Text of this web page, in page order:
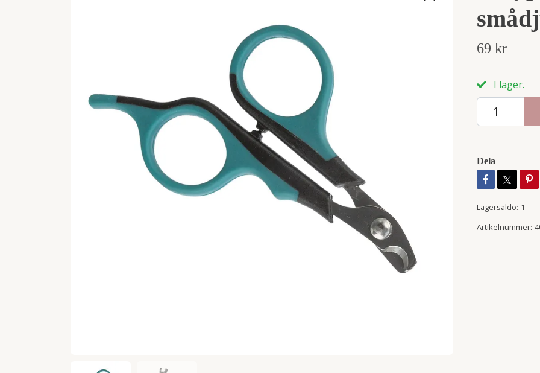
69 kr
I lager.
Dela
Lagersaldo: 1
Artikelnummer: